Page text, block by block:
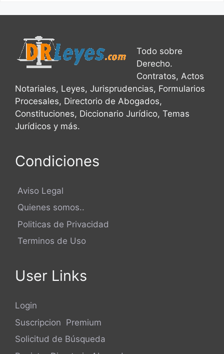
Todo sobre
Derecho.
Contratos, Actos
Notariales, Leyes, Jurisprudencias, Formularios
Procesales, Directorio de Abogados,
Constituciones, Diccionario Jurídico, Temas
Jurídicos y más.
Condiciones
Aviso Legal
Quienes somos..
Politicas de Privacidad
Terminos de Uso
User Links
Login
Suscripcion Premium
Solicitud de Búsqueda